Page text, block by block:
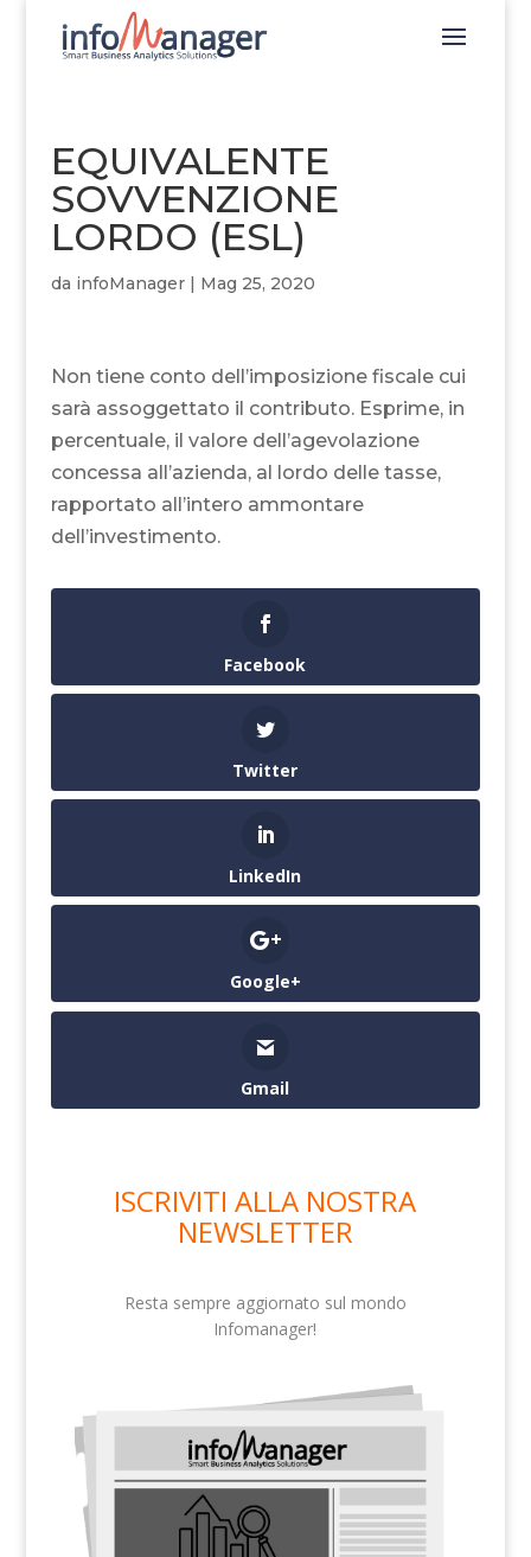
EQUIVALENTE
SOVVENZIONE
LORDO (ESL)
da infoManager| Mag 25, 2020
Non tiene conto dell’imposizione fiscale cui
sarà assoggettato il contributo. Esprime, in
percentuale, il valore dell’agevolazione
concessa all’azienda, al lordo delle tasse,
rapportato all’intero ammontare
dell’investimento.
Facebook
Twitter
LinkedIn
Google+
Gmail
ISCRIVITI ALLA NOSTRA
NEWSLETTER
Resta sempre aggiornato sul mondo
Infomanager!